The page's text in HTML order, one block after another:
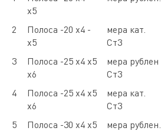
х5
2
Полоса -20 х4 -
х5
мера кат.
Ст3
3
Полоса -25 х4 х5
х6
мера рублен
Ст3
4
Полоса -25 х4 х5
х6
мера кат.
Ст3
5
Полоса -30 х4 х5
мера рублен.